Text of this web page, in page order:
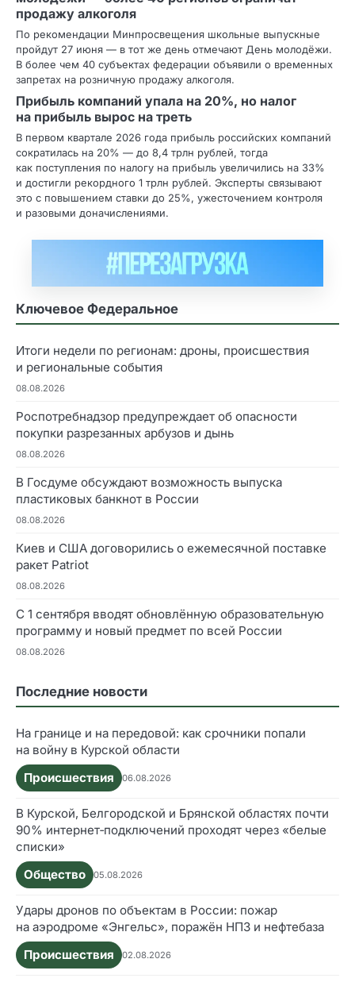
продажу алкоголя
По рекомендации Минпросвещения школьные выпускные
пройдут 27 июня — в тот же день отмечают День молодёжи.
В более чем 40 субъектах федерации объявили о временных
запретах на розничную продажу алкоголя.
Прибыль компаний упала на 20%, но налог
на прибыль вырос на треть
В первом квартале 2026 года прибыль российских компаний
сократилась на 20% — до 8,4 трлн рублей, тогда
как поступления по налогу на прибыль увеличились на 33%
и достигли рекордного 1 трлн рублей. Эксперты связывают
это с повышением ставки до 25%, ужесточением контроля
и разовыми доначислениями.
Ключевое Федеральное
Итоги недели по регионам: дроны, происшествия
и региональные события
08.08.2026
Роспотребнадзор предупреждает об опасности
покупки разрезанных арбузов и дынь
08.08.2026
В Госдуме обсуждают возможность выпуска
пластиковых банкнот в России
08.08.2026
Киев и США договорились о ежемесячной поставке
ракет Patriot
08.08.2026
С 1 сентября вводят обновлённую образовательную
программу и новый предмет по всей России
08.08.2026
Последние новости
На границе и на передовой: как срочники попали
на войну в Курской области
Происшествия
06.08.2026
В Курской, Белгородской и Брянской областях почти
90% интернет‑подключений проходят через «белые
списки»
Общество
05.08.2026
Удары дронов по объектам в России: пожар
на аэродроме «Энгельс», поражён НПЗ и нефтебаза
Происшествия
02.08.2026